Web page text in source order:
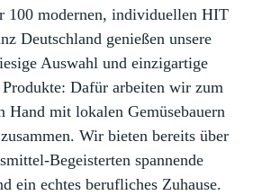
100 modernen, individuellen HIT
Deutschland genießen unsere
Auswahl und einzigartige
Produkte: Dafür arbeiten wir zum
Hand mit lokalen Gemüsebauern
Wir bieten bereits über
Begeisterten spannende
ein echtes berufliches Zuhause.